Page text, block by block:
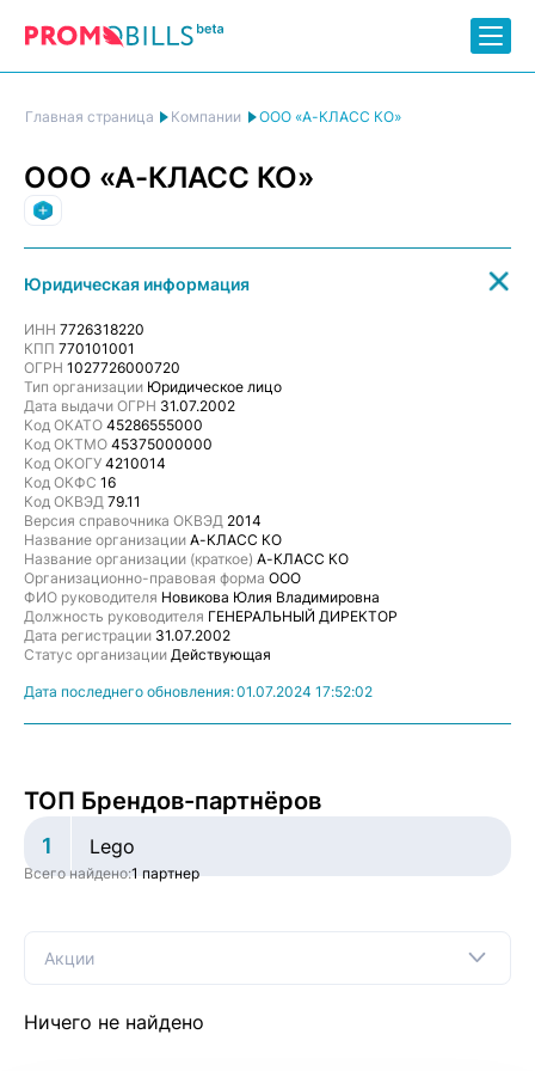
Главная страница Компании ООО «А-КЛАСС КО»
ООО «А-КЛАСС КО»
Юридическая информация
ИНН 7726318220
КПП 770101001
ОГРН 1027726000720
Тип организации Юридическое лицо
Дата выдачи ОГРН 31.07.2002
Код ОКАТО 45286555000
Код ОКТМО 45375000000
Код ОКОГУ 4210014
Код ОКФС 16
Код ОКВЭД 79.11
Версия справочника ОКВЭД 2014
Название организации А-КЛАСС КО
Название организации (краткое) А-КЛАСС КО
Организационно-правовая форма ООО
ФИО руководителя Новикова Юлия Владимировна
Должность руководителя ГЕНЕРАЛЬНЫЙ ДИРЕКТОР
Дата регистрации 31.07.2002
Статус организации Действующая
Дата последнего обновления:01.07.2024 17:52:02
ТОП Брендов-партнёров
1 Lego
Всего найдено:1 партнер
Акции
Ничего не найдено